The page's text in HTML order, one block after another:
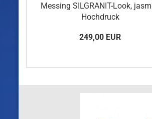
Messing SILGRANIT-Look,
Hochdruck
249,00 EUR